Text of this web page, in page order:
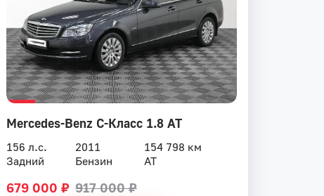
Mercedes-Benz C-Класс 1.8 AT
156 л.с. 2011
154 798 км
Задний
Бензин AT
679 000 ₽ 917 000 ₽